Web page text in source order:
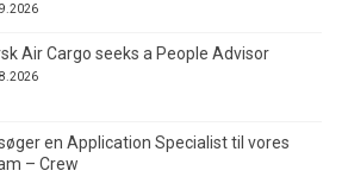
Air Cargo seeks a People Advisor
en Application Specialist til vores
– Crew